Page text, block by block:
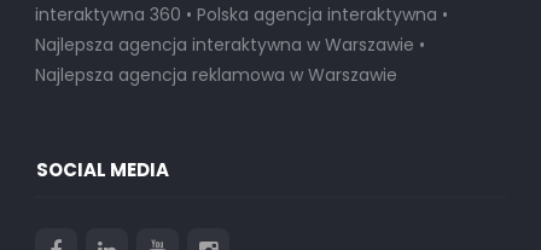
interaktywna 360 • Polska agencja interaktywna •
Najlepsza agencja interaktywna w Warszawie •
Najlepsza agencja reklamowa w Warszawie
SOCIAL MEDIA